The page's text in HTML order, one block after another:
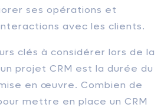
ses opérations et
avec les clients.
clés à considérer lors de la
projet CRM est la durée du
en œuvre. Combien de
mettre en place un CRM